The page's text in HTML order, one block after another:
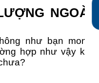
NGOÀI
như bạn mong
hợp như vậy khi